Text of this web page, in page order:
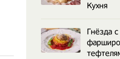
Кухня
Гнёзда с